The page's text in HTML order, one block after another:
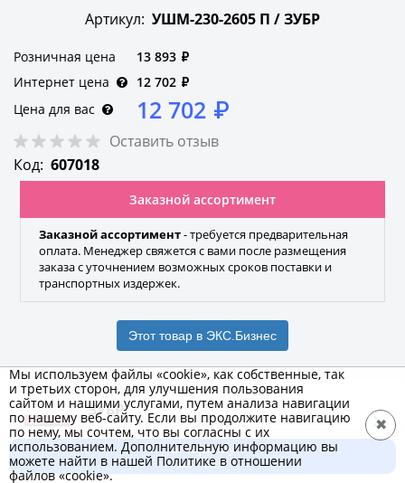
Артикул: УШМ-230-2605 П /ЗУБР
Розничная цена 13 893 ₽
Интернет цена
12 702 ₽
Цена для вас
12 702 ₽
Оставить отзыв
Код: 607018
Заказной ассортимент
Заказной ассортимент- требуется предварительная
оплата. Менеджер свяжется с вами после размещения
заказа с уточнением возможных сроков поставки и
транспортных издержек.
Этот товар в ЭКС.Бизнес
ЗУБР
Бренд
В корзину
12 702 ₽
Мы используем файлы «cookie», как собственные, так
и третьих сторон, для улучшения пользования
сайтом и нашими услугами, путем анализа навигации
по нашему веб-сайту. Если вы продолжите навигацию
по нему, мы сочтем, что вы согласны с их
использованием. Дополнительную информацию вы
можете найти в нашей Политике в отношении
файлов «cookie».
✖